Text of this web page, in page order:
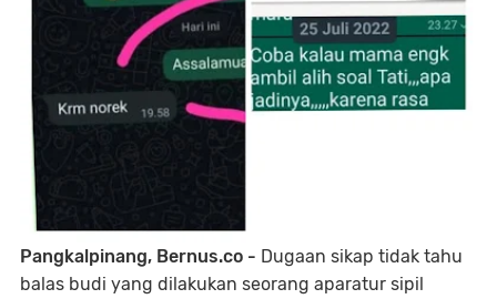
Pangkalpinang, Bernus.co - Dugaan sikap tidak tahu
balas budi yang dilakukan seorang aparatur sipil